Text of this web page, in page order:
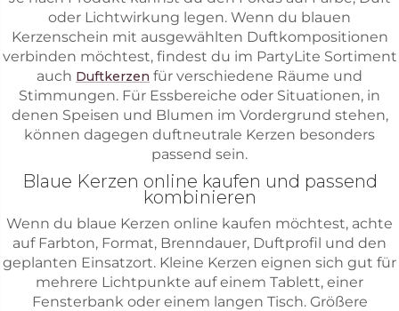
oder Lichtwirkung legen. Wenn du blauen
Kerzenschein mit ausgewählten Duftkompositionen
verbinden möchtest, findest du im PartyLite Sortiment
auch Duftkerzen für verschiedene Räume und
Stimmungen. Für Essbereiche oder Situationen, in
denen Speisen und Blumen im Vordergrund stehen,
können dagegen duftneutrale Kerzen besonders
passend sein.
Blaue Kerzen online kaufen und passend
kombinieren
Wenn du blaue Kerzen online kaufen möchtest, achte
auf Farbton, Format, Brenndauer, Duftprofil und den
geplanten Einsatzort. Kleine Kerzen eignen sich gut für
mehrere Lichtpunkte auf einem Tablett, einer
Fensterbank oder einem langen Tisch. Größere